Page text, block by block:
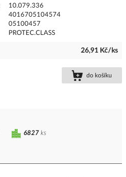
10.079.336
4016705104574
05100457
PROTEC.CLASS
26,91 Kč/ks
do košíku
6827 ks